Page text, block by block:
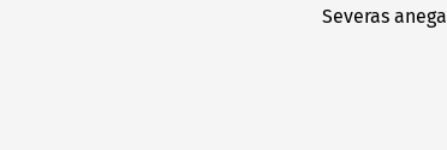
Severas